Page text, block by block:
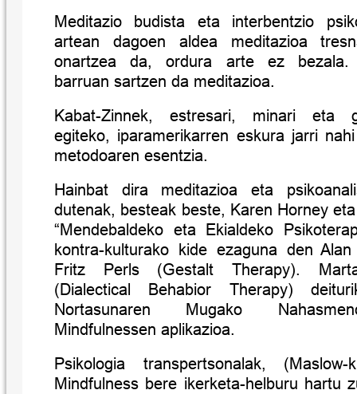
Meditazio budista eta interbentzio
artean dagoen aldea meditazioa
onartzea da, ordura arte ez bezala.
barruan sartzen da meditazioa.
Kabat-Zinnek, estresari, minari eta
egiteko, iparamerikarren eskura jarri
metodoaren esentzia.
Hainbat dira meditazioa eta
dutenak, besteak beste, Karen Horney
“Mendebaldeko eta Ekialdeko
kontra-kulturako kide ezaguna den
Fritz Perls (Gestalt Therapy).
(Dialectical Behabior Therapy)
Nortasunaren Mugako
Mindfulnessen aplikazioa.
Psikologia transpertsonalak,
Mindfulness bere ikerketa-helburu hartu